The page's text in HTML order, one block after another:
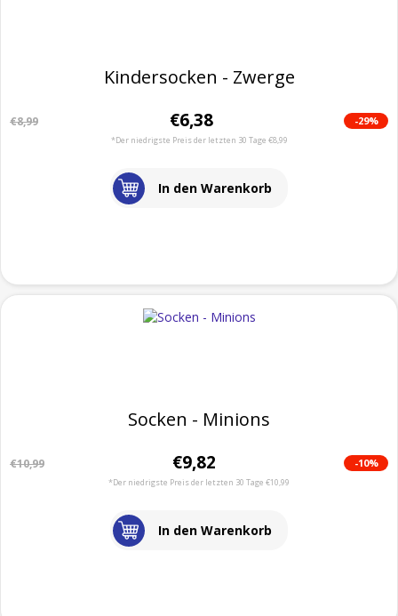
Kindersocken - Zwerge
€8,99 €6,38 -29%
*Der niedrigste Preis der letzten 30 Tage €8,99
In den Warenkorb
Socken - Minions
€10,99 €9,82 -10%
*Der niedrigste Preis der letzten 30 Tage €10,99
In den Warenkorb